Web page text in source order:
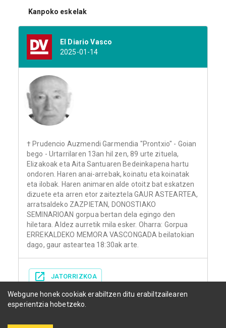
Kanpoko eskelak
El Diario Vasco
2025-01-14
† Prudencio Auzmendi Garmendia "Prontxio" - Goian
bego - Urtarrilaren 13an hil zen, 89 urte zituela,
Elizakoak eta Aita Santuaren Bedeinkapena hartu
ondoren. Haren anai-arrebak, koinatu eta koinatak
eta ilobak. Haren animaren alde otoitz bat eskatzen
dizuete eta arren etor zaiteztela GAUR ASTEARTEA,
arratsaldeko ZAZPIETAN, DONOSTIAKO
SEMINARIOAN gorpua bertan dela egingo den
hiletara. Aldez aurretik mila esker. Oharra: Gorpua
ERREKALDEKO MEMORA VASCONGADA beilatokian
dago, gaur asteartea 18:30ak arte.
JATORRIZKOA
Webgune honek cookiak erabiltzen ditu erabiltzailearen
esperientzia hobetzeko.